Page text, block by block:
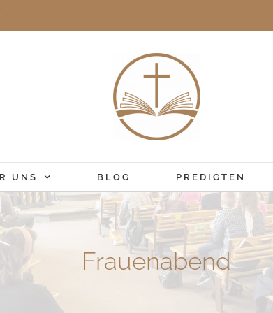
UNS BLOG PREDIGTEN
Frauenabend